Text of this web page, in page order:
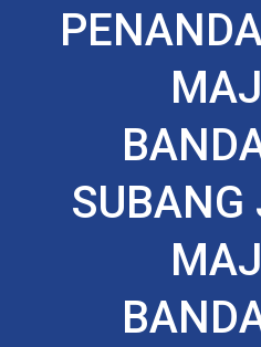
SUBANG